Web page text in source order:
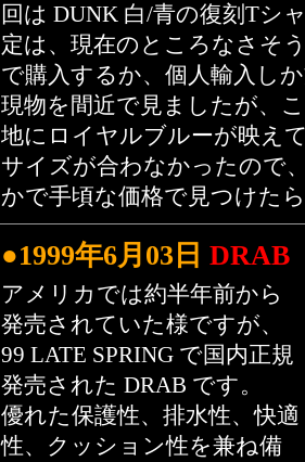
回は DUNK 白/青の復刻Tシ
定は、現在のところなさそ
で購入するか、個人輸入し
現物を間近で見ましたが、
地にロイヤルブルーが映え
サイズが合わなかったので
かで手頃な価格で見つけた
●1999年6月03日 DRAB
アメリカでは約半年前から
発売されていた様ですが、
99 LATE SPRING で国内正規
発売された DRAB です。
優れた保護性、排水性、快適
性、クッション性を兼ね備